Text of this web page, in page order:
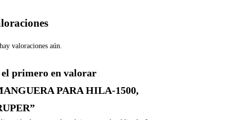
valoraciones aún.
el primero en valorar
PARA HILA-1500,